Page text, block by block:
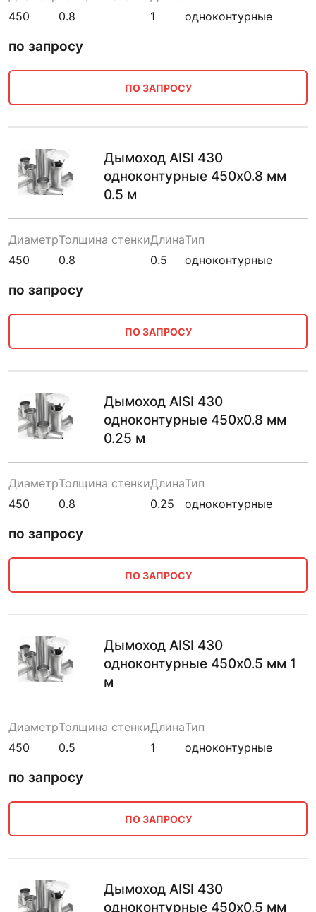
450
0.8
1
одноконтурные
по запросу
ПО ЗАПРОСУ
Дымоход AISI 430
одноконтурные 450х0.8 мм
0.5 м
Диаметр
450
Толщина стенки
0.8
Длина
0.5
Тип
одноконтурные
по запросу
ПО ЗАПРОСУ
Дымоход AISI 430
одноконтурные 450х0.8 мм
0.25 м
Диаметр
450
Толщина стенки
0.8
Длина
0.25
Тип
одноконтурные
по запросу
ПО ЗАПРОСУ
Дымоход AISI 430
одноконтурные 450х0.5 мм 1
м
Диаметр
450
Толщина стенки
0.5
Длина
1
Тип
одноконтурные
по запросу
ПО ЗАПРОСУ
Дымоход AISI 430
одноконтурные 450х0.5 мм